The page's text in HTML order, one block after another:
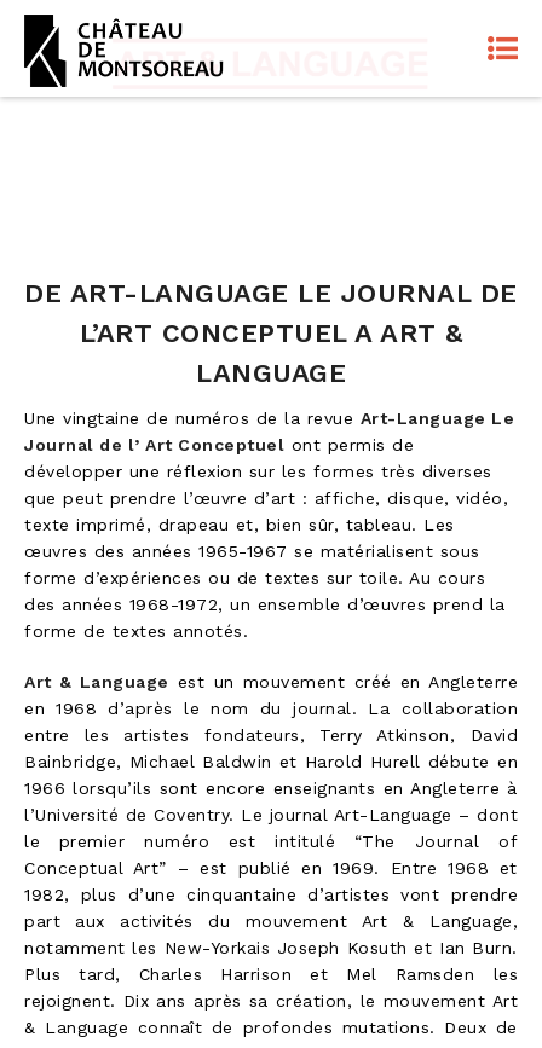
DE ART-LANGUAGE LE JOURNAL DE
L’ART CONCEPTUEL A ART &
LANGUAGE
Une vingtaine de numéros de la revue Art-Language Le
Journal de l’ Art Conceptuel ont permis de
développer une réflexion sur les formes très diverses
que peut prendre l’œuvre d’art : affiche, disque, vidéo,
texte imprimé, drapeau et, bien sûr, tableau. Les
œuvres des années 1965-1967 se matérialisent sous
forme d’expériences ou de textes sur toile. Au cours
des années 1968-1972, un ensemble d’œuvres prend la
forme de textes annotés.
Art & Language est un mouvement créé en Angleterre
en 1968 d’après le nom du journal. La collaboration
entre les artistes fondateurs, Terry Atkinson, David
Bainbridge, Michael Baldwin et Harold Hurell débute en
1966 lorsqu’ils sont encore enseignants en Angleterre à
l’Université de Coventry. Le journal Art-Language – dont
le premier numéro est intitulé “The Journal of
Conceptual Art” – est publié en 1969. Entre 1968 et
1982, plus d’une cinquantaine d’artistes vont prendre
part aux activités du mouvement Art & Language,
notamment les New-Yorkais Joseph Kosuth et Ian Burn.
Plus tard, Charles Harrison et Mel Ramsden les
rejoignent. Dix ans après sa création, le mouvement Art
& Language connaît de profondes mutations. Deux de